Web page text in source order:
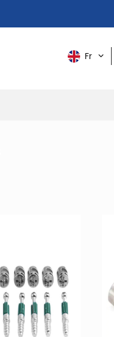
Fr